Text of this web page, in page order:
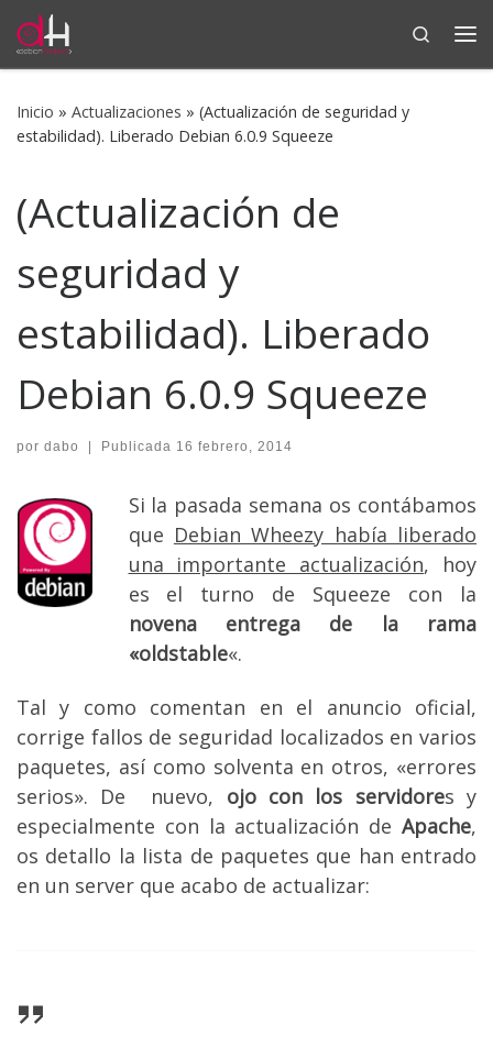
Saltar al contenido
Search
Inicio » Actualizaciones » (Actualización de seguridad y
estabilidad). Liberado Debian 6.0.9 Squeeze
(Actualización de
seguridad y
estabilidad). Liberado
Debian 6.0.9 Squeeze
por dabo | Publicada 16 febrero, 2014
Si la pasada semana os contábamos
que Debian Wheezy había liberado
una importante actualización, hoy
es el turno de Squeeze con la
novena entrega de la rama
«oldstable«.
Tal y como comentan en el anuncio oficial,
corrige fallos de seguridad localizados en varios
paquetes, así como solventa en otros, «errores
serios». De nuevo, ojo con los servidores y
especialmente con la actualización de Apache,
os detallo la lista de paquetes que han entrado
en un server que acabo de actualizar: